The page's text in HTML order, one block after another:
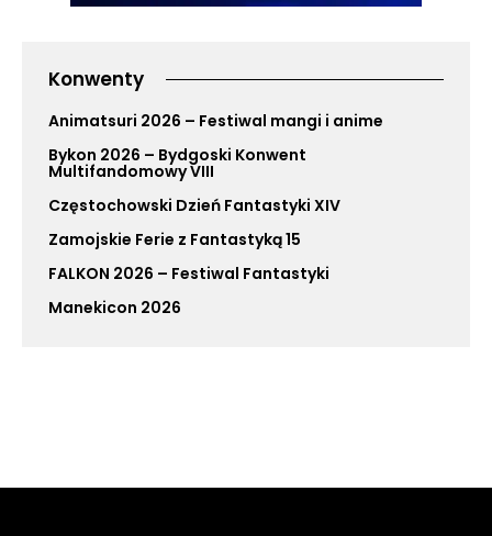
Konwenty
Animatsuri 2026 – Festiwal mangi i anime
Bykon 2026 – Bydgoski Konwent
Multifandomowy VIII
Częstochowski Dzień Fantastyki XIV
Zamojskie Ferie z Fantastyką 15
FALKON 2026 – Festiwal Fantastyki
Manekicon 2026